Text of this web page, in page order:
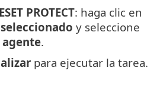
PROTECT: haga clic en
y seleccione
.
para ejecutar la tarea.